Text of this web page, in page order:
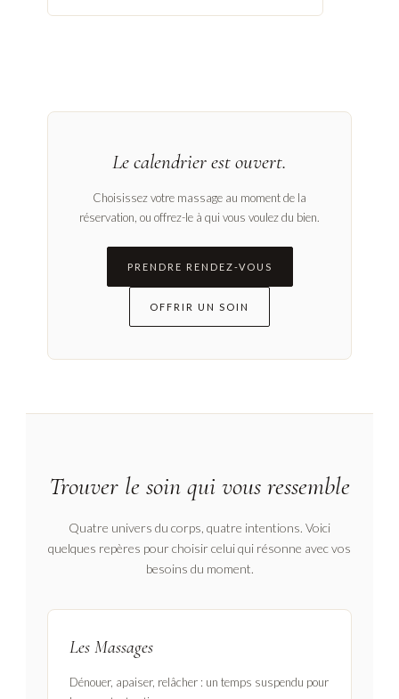
Le calendrier est ouvert.
Choisissez votre massage au moment de la
réservation, ou offrez-le à qui vous voulez du bien.
PRENDRE RENDEZ-VOUS
OFFRIR UN SOIN
Trouver le soin qui vous ressemble
Quatre univers du corps, quatre intentions. Voici
quelques repères pour choisir celui qui résonne avec vos
besoins du moment.
Les Massages
Dénouer, apaiser, relâcher : un temps suspendu pour